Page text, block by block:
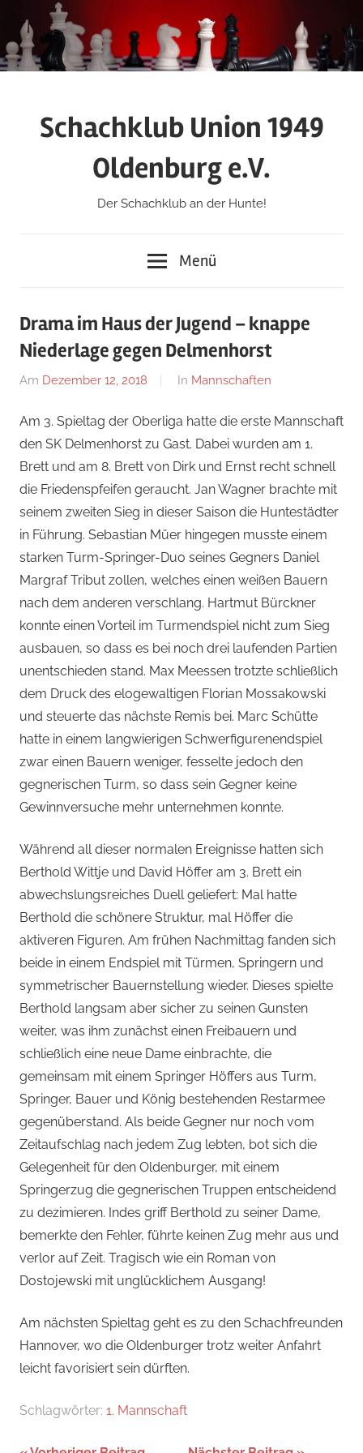
Inhalt
springen
Schachklub Union 1949
Oldenburg e.V.
Der Schachklub an der Hunte!
Menü
Drama im Haus der Jugend – knappe
Niederlage gegen Delmenhorst
Am Dezember 12, 2018
Von
In Mannschaften
Am 3. Spieltag der Oberliga hatte die erste Mannschaft
den SK Delmenhorst zu Gast. Dabei wurden am 1.
Brett und am 8. Brett von Dirk und Ernst recht schnell
die Friedenspfeifen geraucht. Jan Wagner brachte mit
seinem zweiten Sieg in dieser Saison die Huntestädter
in Führung. Sebastian Müer hingegen musste einem
starken Turm-Springer-Duo seines Gegners Daniel
Margraf Tribut zollen, welches einen weißen Bauern
nach dem anderen verschlang. Hartmut Bürckner
konnte einen Vorteil im Turmendspiel nicht zum Sieg
ausbauen, so dass es bei noch drei laufenden Partien
unentschieden stand. Max Meessen trotzte schließlich
dem Druck des elogewaltigen Florian Mossakowski
und steuerte das nächste Remis bei. Marc Schütte
hatte in einem langwierigen Schwerfigurenendspiel
zwar einen Bauern weniger, fesselte jedoch den
gegnerischen Turm, so dass sein Gegner keine
Gewinnversuche mehr unternehmen konnte.
Während all dieser normalen Ereignisse hatten sich
Berthold Wittje und David Höffer am 3. Brett ein
abwechslungsreiches Duell geliefert: Mal hatte
Berthold die schönere Struktur, mal Höffer die
aktiveren Figuren. Am frühen Nachmittag fanden sich
beide in einem Endspiel mit Türmen, Springern und
symmetrischer Bauernstellung wieder. Dieses spielte
Berthold langsam aber sicher zu seinen Gunsten
weiter, was ihm zunächst einen Freibauern und
schließlich eine neue Dame einbrachte, die
gemeinsam mit einem Springer Höffers aus Turm,
Springer, Bauer und König bestehenden Restarmee
gegenüberstand. Als beide Gegner nur noch vom
Zeitaufschlag nach jedem Zug lebten, bot sich die
Gelegenheit für den Oldenburger, mit einem
Springerzug die gegnerischen Truppen entscheidend
zu dezimieren. Indes griff Berthold zu seiner Dame,
bemerkte den Fehler, führte keinen Zug mehr aus und
verlor auf Zeit. Tragisch wie ein Roman von
Dostojewski mit unglücklichem Ausgang!
Am nächsten Spieltag geht es zu den Schachfreunden
Hannover, wo die Oldenburger trotz weiter Anfahrt
leicht favorisiert sein dürften.
Schlagwörter: 1. Mannschaft